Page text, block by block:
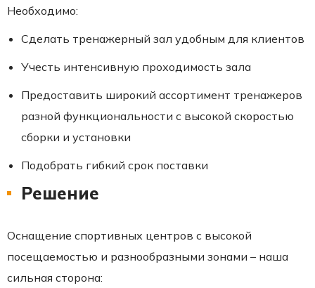
Необходимо:
Сделать тренажерный зал удобным для клиентов
Учесть интенсивную проходимость зала
Предоставить широкий ассортимент тренажеров
разной функциональности с высокой скоростью
сборки и установки
Подобрать гибкий срок поставки
Решение
Оснащение спортивных центров с высокой
посещаемостью и разнообразными зонами – наша
сильная сторона: